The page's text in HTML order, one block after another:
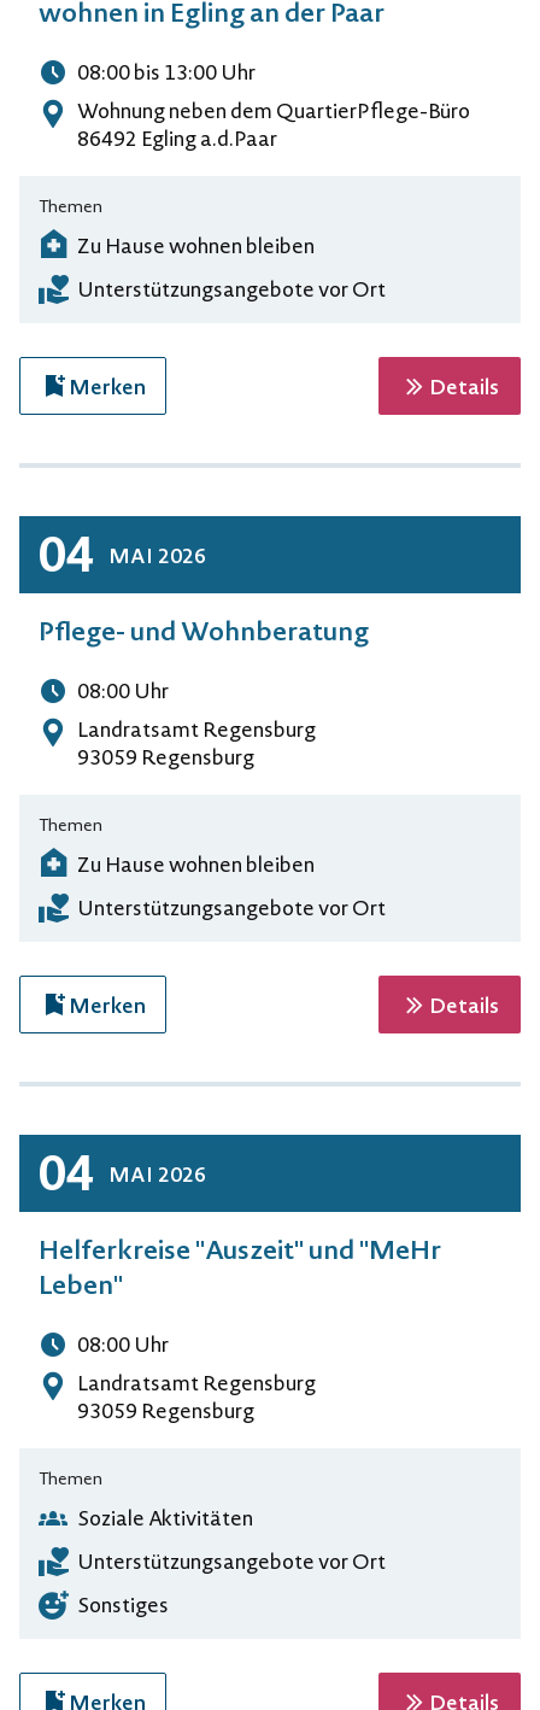
wohnen in Egling an der Paar
Uhrzeit
08:00bis 13:00 Uhr
Adresse
Wohnung neben dem QuartierPflege-Büro
86492 Egling a.d.Paar
Themen
Zu Hause wohnen bleiben
Unterstützungsangebote vor Ort
Merken Details
Pflege- und Wohnberatung
04 MAI 2026
Uhrzeit
08:00 Uhr
Adresse
Landratsamt Regensburg
93059 Regensburg
Themen
Zu Hause wohnen bleiben
Unterstützungsangebote vor Ort
Merken Details
Helferkreise "Auszeit" und "MeHr
Leben"
04 MAI 2026
Uhrzeit
08:00 Uhr
Adresse
Landratsamt Regensburg
93059 Regensburg
Themen
Soziale Aktivitäten
Unterstützungsangebote vor Ort
Sonstiges
Merken Details